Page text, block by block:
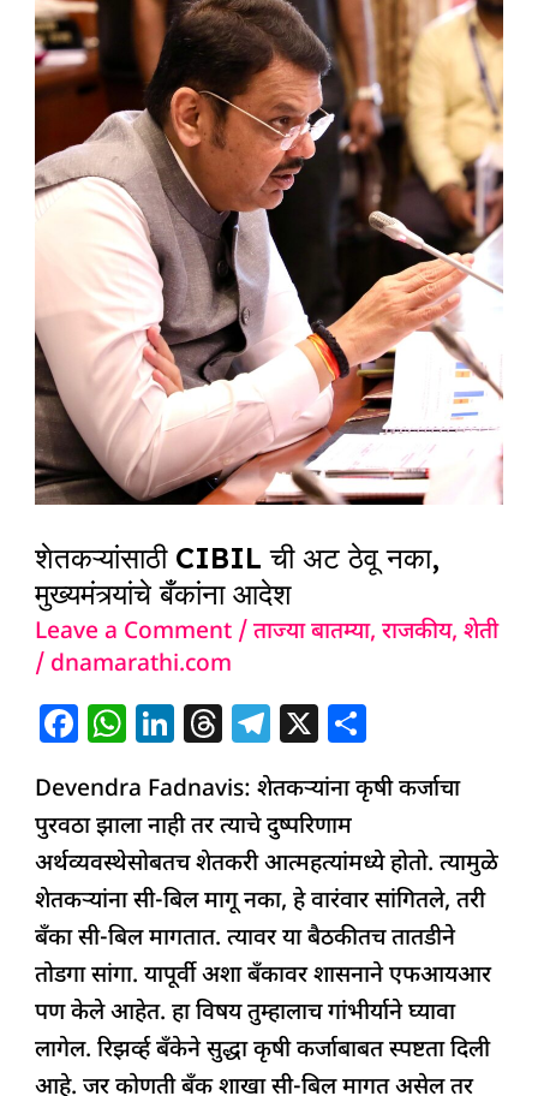
शेतकऱ्यांसाठी CIBIL ची अट ठेवू नका,
मुख्यमंत्र्यांचे बँकांना आदेश
Leave a Comment /ताज्या बातम्या,राजकीय,शेती
/ dnamarathi.com
F
c
e
b
o
o
k
W
at
s
A
p
p
Li
k
e
dI
n
T
re
a
d
s
T
e
g
ra
m
X
h
ar
e
Devendra Fadnavis: शेतकऱ्यांना कृषी कर्जाचा
पुरवठा झाला नाही तर त्याचे दुष्परिणाम
अर्थव्यवस्थेसोबतच शेतकरी आत्महत्यांमध्ये होतो. त्यामुळे
शेतकऱ्यांना सी-बिल मागू नका, हे वारंवार सांगितले, तरी
बँका सी-बिल मागतात. त्यावर या बैठकीतच तातडीने
तोडगा सांगा. यापूर्वी अशा बँकावर शासनाने एफआयआर
पण केले आहेत. हा विषय तुम्हालाच गांभीर्याने घ्यावा
लागेल. रिझर्व्ह बँकेने सुद्धा कृषी कर्जाबाबत स्पष्टता दिली
आहे. जर कोणती बँक शाखा सी-बिल मागत असेल तर
ची
अट
ठेवू
मुख्यमंत्र्यांचे
बँकांना